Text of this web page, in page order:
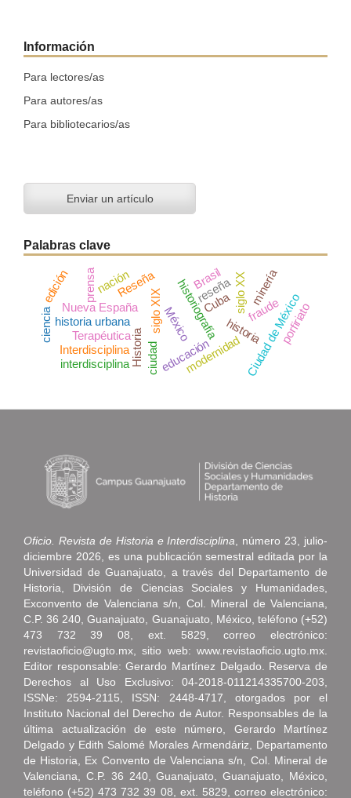
Información
Para lectores/as
Para autores/as
Para bibliotecarios/as
Enviar un artículo
Palabras clave
México
Historia
historiografía
siglo XIX
Nueva España
historia urbana
historia
reseña
Ciudad de México
Reseña
Interdisciplina
ciencia
siglo XX
prensa
fraude
ciudad
minería
porfiriato
modernidad
Brasil
edición
Terapéutica
Cuba
nación
educación
interdisciplina
Oficio. Revista de Historia e Interdisciplina , número 23, julio-
diciembre 2026, es una publicación semestral editada por la
Universidad de Guanajuato, a través del Departamento de
Historia, División de Ciencias Sociales y Humanidades,
Exconvento de Valenciana s/n, Col. Mineral de Valenciana,
C.P. 36 240, Guanajuato, Guanajuato, México, teléfono (+52)
473 732 39 08, ext. 5829, correo electrónico:
revistaoficio@ugto.mx, sitio web: www.revistaoficio.ugto.mx.
Editor responsable: Gerardo Martínez Delgado. Reserva de
Derechos al Uso Exclusivo: 04-2018-011214335700-203,
ISSNe: 2594-2115, ISSN: 2448-4717, otorgados por el
Instituto Nacional del Derecho de Autor. Responsables de la
última actualización de este número, Gerardo Martínez
Delgado y Edith Salomé Morales Armendáriz, Departamento
de Historia, Ex Convento de Valenciana s/n, Col. Mineral de
Valenciana, C.P. 36 240, Guanajuato, Guanajuato, México,
teléfono (+52) 473 732 39 08, ext. 5829, correo electrónico: